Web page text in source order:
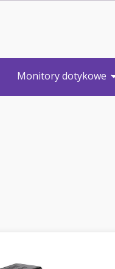
Monitory dotykowe